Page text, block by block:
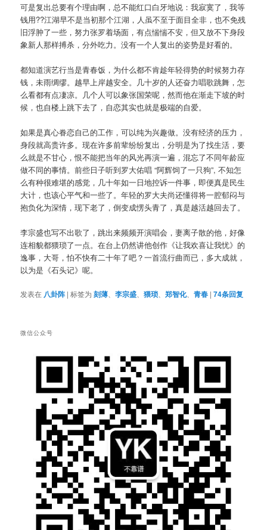
可是复出总要有个理由啊，总不能红口白牙地说：我寂寞了，我等
钱用??江湖早不是当初那个江湖，人虽不至于面目全非，也不免残
旧浮肿了一些，努力张罗着场面，有点惴惴不安，但又放不下身段
象新人那样搏杀，分外吃力。没有一个人复出的姿势是好看的。
都知道演艺行当是青春饭，为什么都不肯趁年轻得势的时候努力存
钱，未雨绸缪。越早上岸越安全。几十岁的人还奋力唱歌跳舞，怎
么看都有点凄凉。几个人可以象张国荣呢，然而他在渐走下坡的时
候，也自楼上跳下去了，自恋其实也就是极端的自爱。
如果是真心眷恋自己的工作，可以纯为兴趣做。没有经济的压力，
身段就高贵许多。现在许多前辈纷纷复出，分明是为了找生活，要
么就是不甘心，恨不能把当年的风光再演一遍，混忘了不同年龄应
做不同的事情。前些日子听到罗大佑唱 “阿辉饲了一只狗”, 不知怎
么有种很难堪的感觉，几十年如一日地控诉一件事，即便真是民生
大计，也该心平气和一些了。年轻的罗大夫尚还懂得将一腔郁闷与
抱负化为深情，现下老了，倒变成愣头青了，真是越活越回去了。
李宗盛也写不出歌了，跳出来频频开演唱会，妻离子散的他，好像
连相貌都猥琐了一点。在台上仍然讲他创作《让我欢喜让我忧》的
逸事，大哥，怕不快有二十年了吧？一首流行曲而已，多大成就，
以为是《石头记》呢。
发表在 八卦阵 |标签为 刻薄、李宗盛、猥琐、郑智化、青春 |74条回复
微信公众号